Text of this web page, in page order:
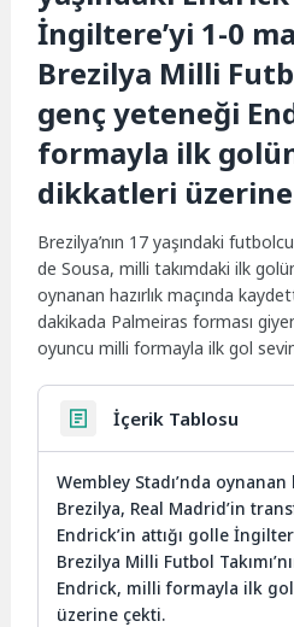
İngiltere’yi 1-0
Brezilya Milli
genç yeteneği
formayla ilk
dikkatleri
Brezilya’nın 17 yaşındaki
de Sousa, milli takımdaki ilk
oynanan hazırlık maçında
dakikada Palmeiras forması
oyuncu milli formayla ilk gol
İçerik Tablosu
Wembley Stadı’nda oynanan
Brezilya, Real Madrid’in
Endrick’in attığı golle
Brezilya Milli Futbol
Endrick, milli formayla ilk
üzerine çekti.